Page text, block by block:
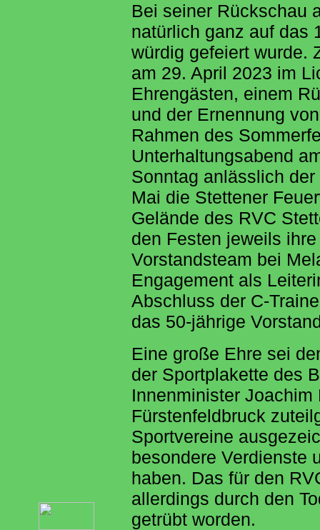
Bei seiner Rückschau
natürlich ganz auf das
würdig gefeiert wurde.
am 29. April 2023 im
Ehrengästen, einem
und der Ernennung
Rahmen des
Unterhaltungsabend
Sonntag anlässlich
Mai die Stettener
Gelände des RVC
den Festen jeweils
Vorstandsteam bei
Engagement als
Abschluss der C-
das 50-jährige
Eine große Ehre sei
der Sportplakette des
Innenminister
Fürstenfeldbruck
Sportvereine
besondere Verdienste
haben. Das für den
allerdings durch den
getrübt worden.